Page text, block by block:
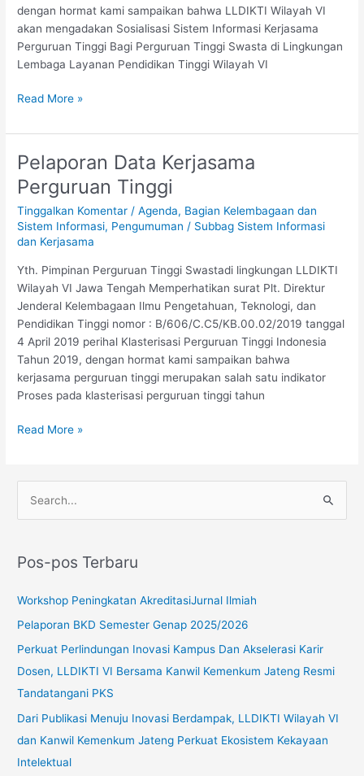
dengan hormat kami sampaikan bahwa LLDIKTI Wilayah VI
akan mengadakan Sosialisasi Sistem Informasi Kerjasama
Perguruan Tinggi Bagi Perguruan Tinggi Swasta di Lingkungan
Lembaga Layanan Pendidikan Tinggi Wilayah VI
Read More »
Pelaporan Data Kerjasama
Perguruan Tinggi
Tinggalkan Komentar /Agenda, Bagian Kelembagaan dan
Sistem Informasi, Pengumuman / Subbag Sistem Informasi
dan Kerjasama
Yth. Pimpinan Perguruan Tinggi Swastadi lingkungan LLDIKTI
Wilayah VI Jawa Tengah Memperhatikan surat Plt. Direktur
Jenderal Kelembagaan Ilmu Pengetahuan, Teknologi, dan
Pendidikan Tinggi nomor : B/606/C.C5/KB.00.02/2019 tanggal
4 April 2019 perihal Klasterisasi Perguruan Tinggi Indonesia
Tahun 2019, dengan hormat kami sampaikan bahwa
kerjasama perguruan tinggi merupakan salah satu indikator
Proses pada klasterisasi perguruan tinggi tahun
Pelaporan
Data
Kerjasama
Perguruan
Tinggi
Read More »
i
u
k
:
Pos-pos Terbaru
Workshop Peningkatan AkreditasiJurnal Ilmiah
Pelaporan BKD Semester Genap 2025/2026
Perkuat Perlindungan Inovasi Kampus Dan Akselerasi Karir
Dosen, LLDIKTI VI Bersama Kanwil Kemenkum Jateng Resmi
Tandatangani PKS
Dari Publikasi Menuju Inovasi Berdampak, LLDIKTI Wilayah VI
dan Kanwil Kemenkum Jateng Perkuat Ekosistem Kekayaan
Intelektual